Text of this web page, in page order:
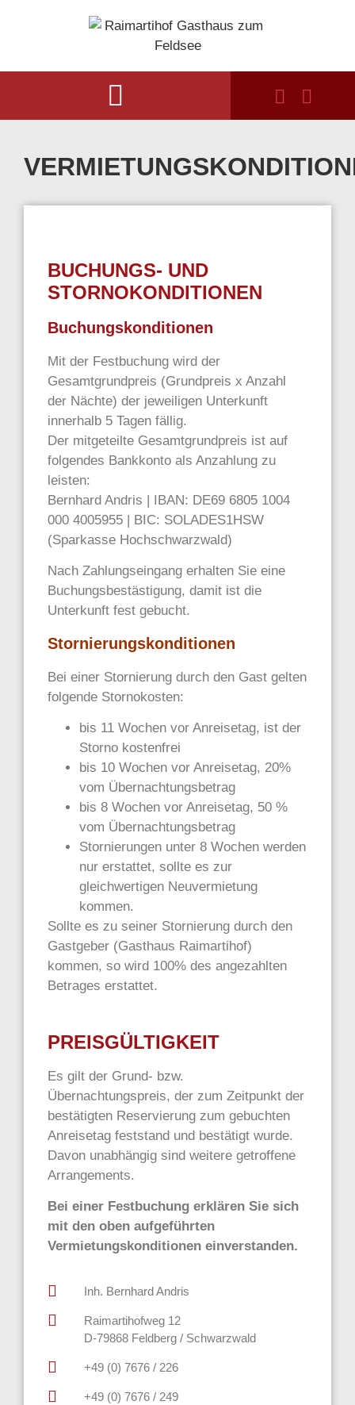
BUCHUNGS- UND
STORNOKONDITIONEN
Buchungskonditionen
Mit der Festbuchung wird der
Gesamtgrundpreis (Grundpreis x Anzahl
der Nächte) der jeweiligen Unterkunft
innerhalb 5 Tagen fällig.
Der mitgeteilte Gesamtgrundpreis ist auf
folgendes Bankkonto als Anzahlung zu
leisten:
Bernhard Andris | IBAN: DE69 6805 1004
000 4005955 | BIC: SOLADES1HSW
(Sparkasse Hochschwarzwald)
Nach Zahlungseingang erhalten Sie eine
Buchungsbestästigung, damit ist die
Unterkunft fest gebucht.
Stornierungskonditionen
Bei einer Stornierung durch den Gast gelten
folgende Stornokosten:
bis 11 Wochen vor Anreisetag, ist der
Storno kostenfrei
bis 10 Wochen vor Anreisetag, 20%
vom Übernachtungsbetrag
bis 8 Wochen vor Anreisetag, 50 %
vom Übernachtungsbetrag
Stornierungen unter 8 Wochen werden
nur erstattet, sollte es zur
gleichwertigen Neuvermietung
kommen.
Sollte es zu seiner Stornierung durch den
Gastgeber (Gasthaus Raimartihof)
kommen, so wird 100% des angezahlten
Betrages erstattet.
PREISGÜLTIGKEIT
Es gilt der Grund- bzw.
Übernachtungspreis, der zum Zeitpunkt der
bestätigten Reservierung zum gebuchten
Anreisetag feststand und bestätigt wurde.
Davon unabhängig sind weitere getroffene
Arrangements.
Bei einer Festbuchung erklären Sie sich
mit den oben aufgeführten
Vermietungskonditionen einverstanden.
Inh. Bernhard Andris
Raimartihofweg 12
D-79868 Feldberg / Schwarzwald
+49 (0) 7676 / 226
+49 (0) 7676 / 249